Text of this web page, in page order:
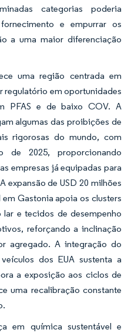
categorias poderia
e empurrar os
a uma maior diferenciação
uma região centrada em
regulatório em oportunidades
PFAS e de baixo COV. A
algumas das proibições de
rigorosas do mundo, com
2025, proporcionando
empresas já equipadas para
de USD 20 milhões
Gastonia apoia os clusters
e tecidos de desempenho
reforçando a inclinação
agregado. A integração do
dos EUA sustenta a
a exposição aos ciclos de
uma recalibração constante
em química sustentável e